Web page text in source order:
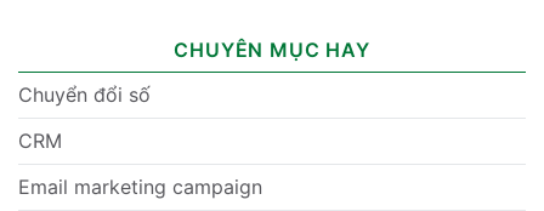
CHUYÊN MỤC HAY
Chuyển đổi số
CRM
Email marketing campaign